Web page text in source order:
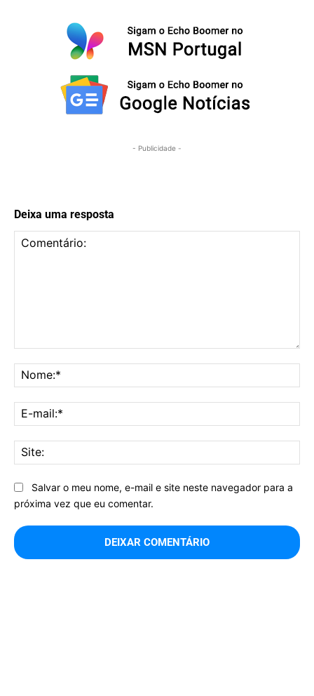
- Publicidade -
Deixa uma resposta
Salvar o meu nome, e-mail e site neste navegador para a
próxima vez que eu comentar.